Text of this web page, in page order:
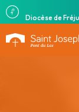
Diocèse de